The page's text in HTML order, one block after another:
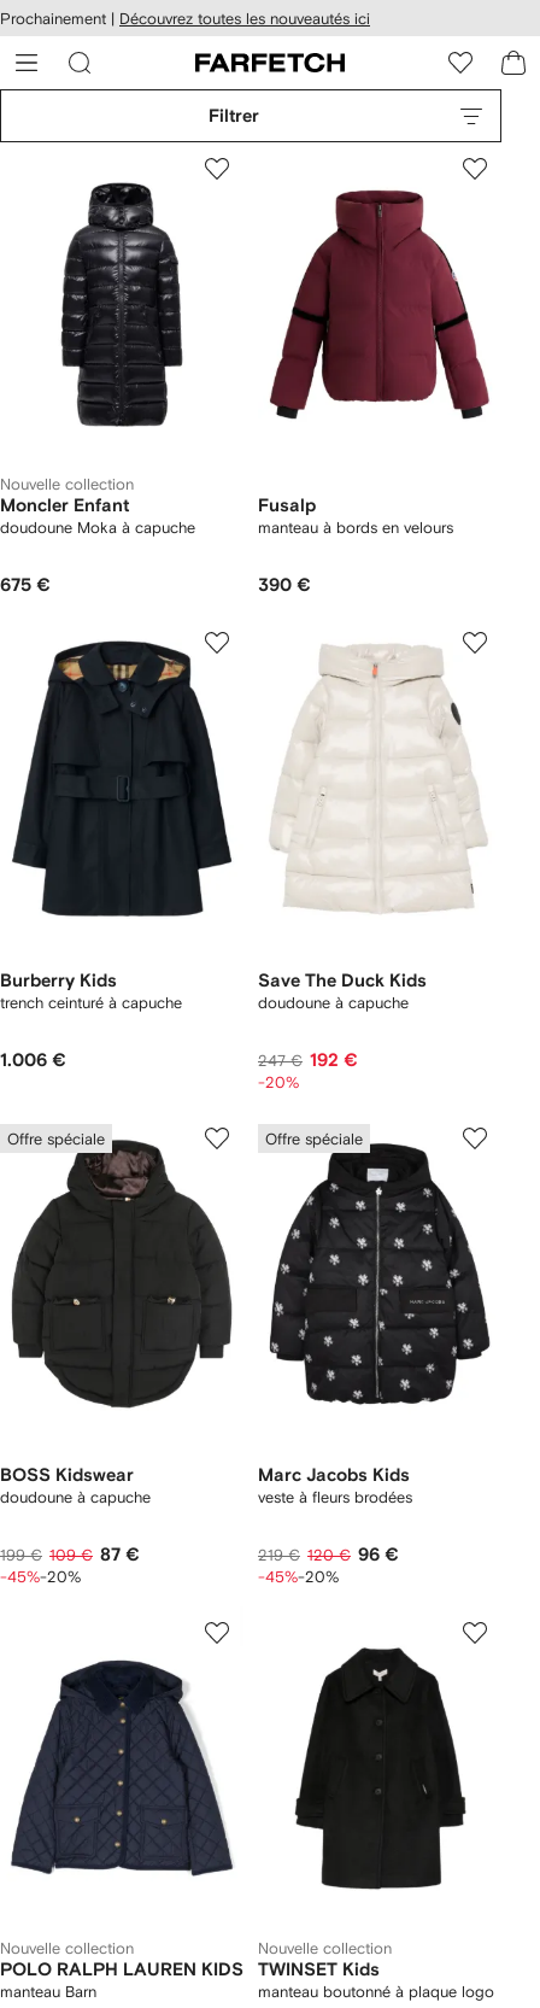
au
principal
Prochainement | Découvrez toutes les nouveautés ici
Filtrer
Nouvelle collection
Moncler Enfant
doudoune Moka à capuche
675 €
Fusalp
manteau à bords en velours
390 €
Burberry Kids
trench ceinturé à capuche
1.006 €
Save The Duck Kids
doudoune à capuche
247 € 192 €
-20%
Offre spéciale
BOSS Kidswear
doudoune à capuche
199 € 109 € 87 €
-45%-20%
Offre spéciale
Marc Jacobs Kids
veste à fleurs brodées
219 € 120 € 96 €
-45%-20%
Nouvelle collection
POLO RALPH LAUREN KIDS
manteau Barn
Nouvelle collection
TWINSET Kids
manteau boutonné à plaque logo